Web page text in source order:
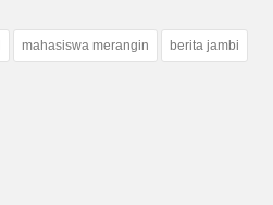
mahasiswa merangin berita jambi